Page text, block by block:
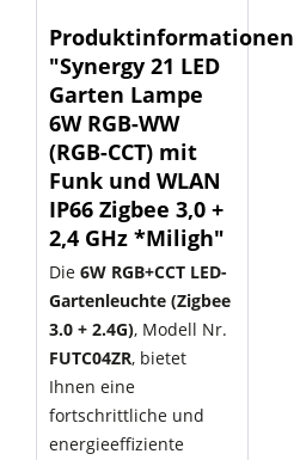
Produktinformationen
"Synergy 21 LED
Garten Lampe
6W RGB-WW
(RGB-CCT) mit
Funk und WLAN
IP66 Zigbee 3,0 +
2,4 GHz *Miligh"
Die 6W RGB+CCT LED-
Gartenleuchte (Zigbee
3.0 + 2.4G), Modell Nr.
FUTC04ZR, bietet
Ihnen eine
fortschrittliche und
energieeffiziente